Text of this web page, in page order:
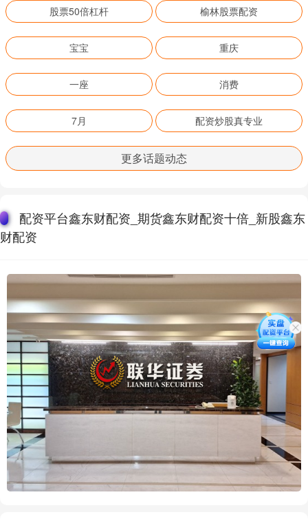
股票50倍杠杆 榆林股票配资
宝宝 重庆
一座 消费
7月 配资炒股真专业
更多话题动态
配资平台鑫东财配资_期货鑫东财配资十倍_新股鑫东
财配资